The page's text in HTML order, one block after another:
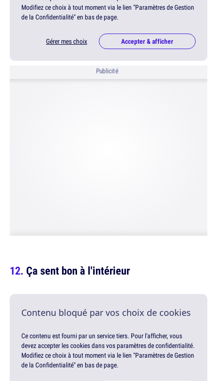
Modifiez ce choix à tout moment via le lien "Paramètres de Gestion
de la Confidentialité" en bas de page.
Gérer mes choix Accepter & afficher
Publicité
Ça sent bon à l'intérieur
Contenu bloqué par vos choix de cookies
Ce contenu est fourni par un service tiers. Pour l'afficher, vous
devez accepter les cookies dans vos paramètres de confidentialité.
Modifiez ce choix à tout moment via le lien "Paramètres de Gestion
de la Confidentialité" en bas de page.